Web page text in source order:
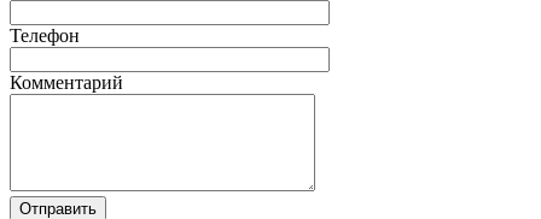
Телефон
Комментарий
Отправить